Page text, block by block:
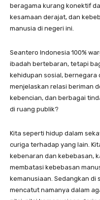
beragama kurang konektif
kesamaan derajat, dan
manusia di negeri ini.
Seantero Indonesia 100%
ibadah bertebaran, tetapi
kehidupan sosial, bernegara
menjelaskan relasi beriman
kebencian, dan berbagai
di ruang publik?
Kita seperti hidup dalam
curiga terhadap yang lain.
kebenaran dan kebebasan,
membatasi kebebasan
kemanusiaan. Sedangkan di
mencatut namanya dalam